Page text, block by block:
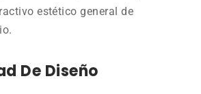
estético general de
De Diseño